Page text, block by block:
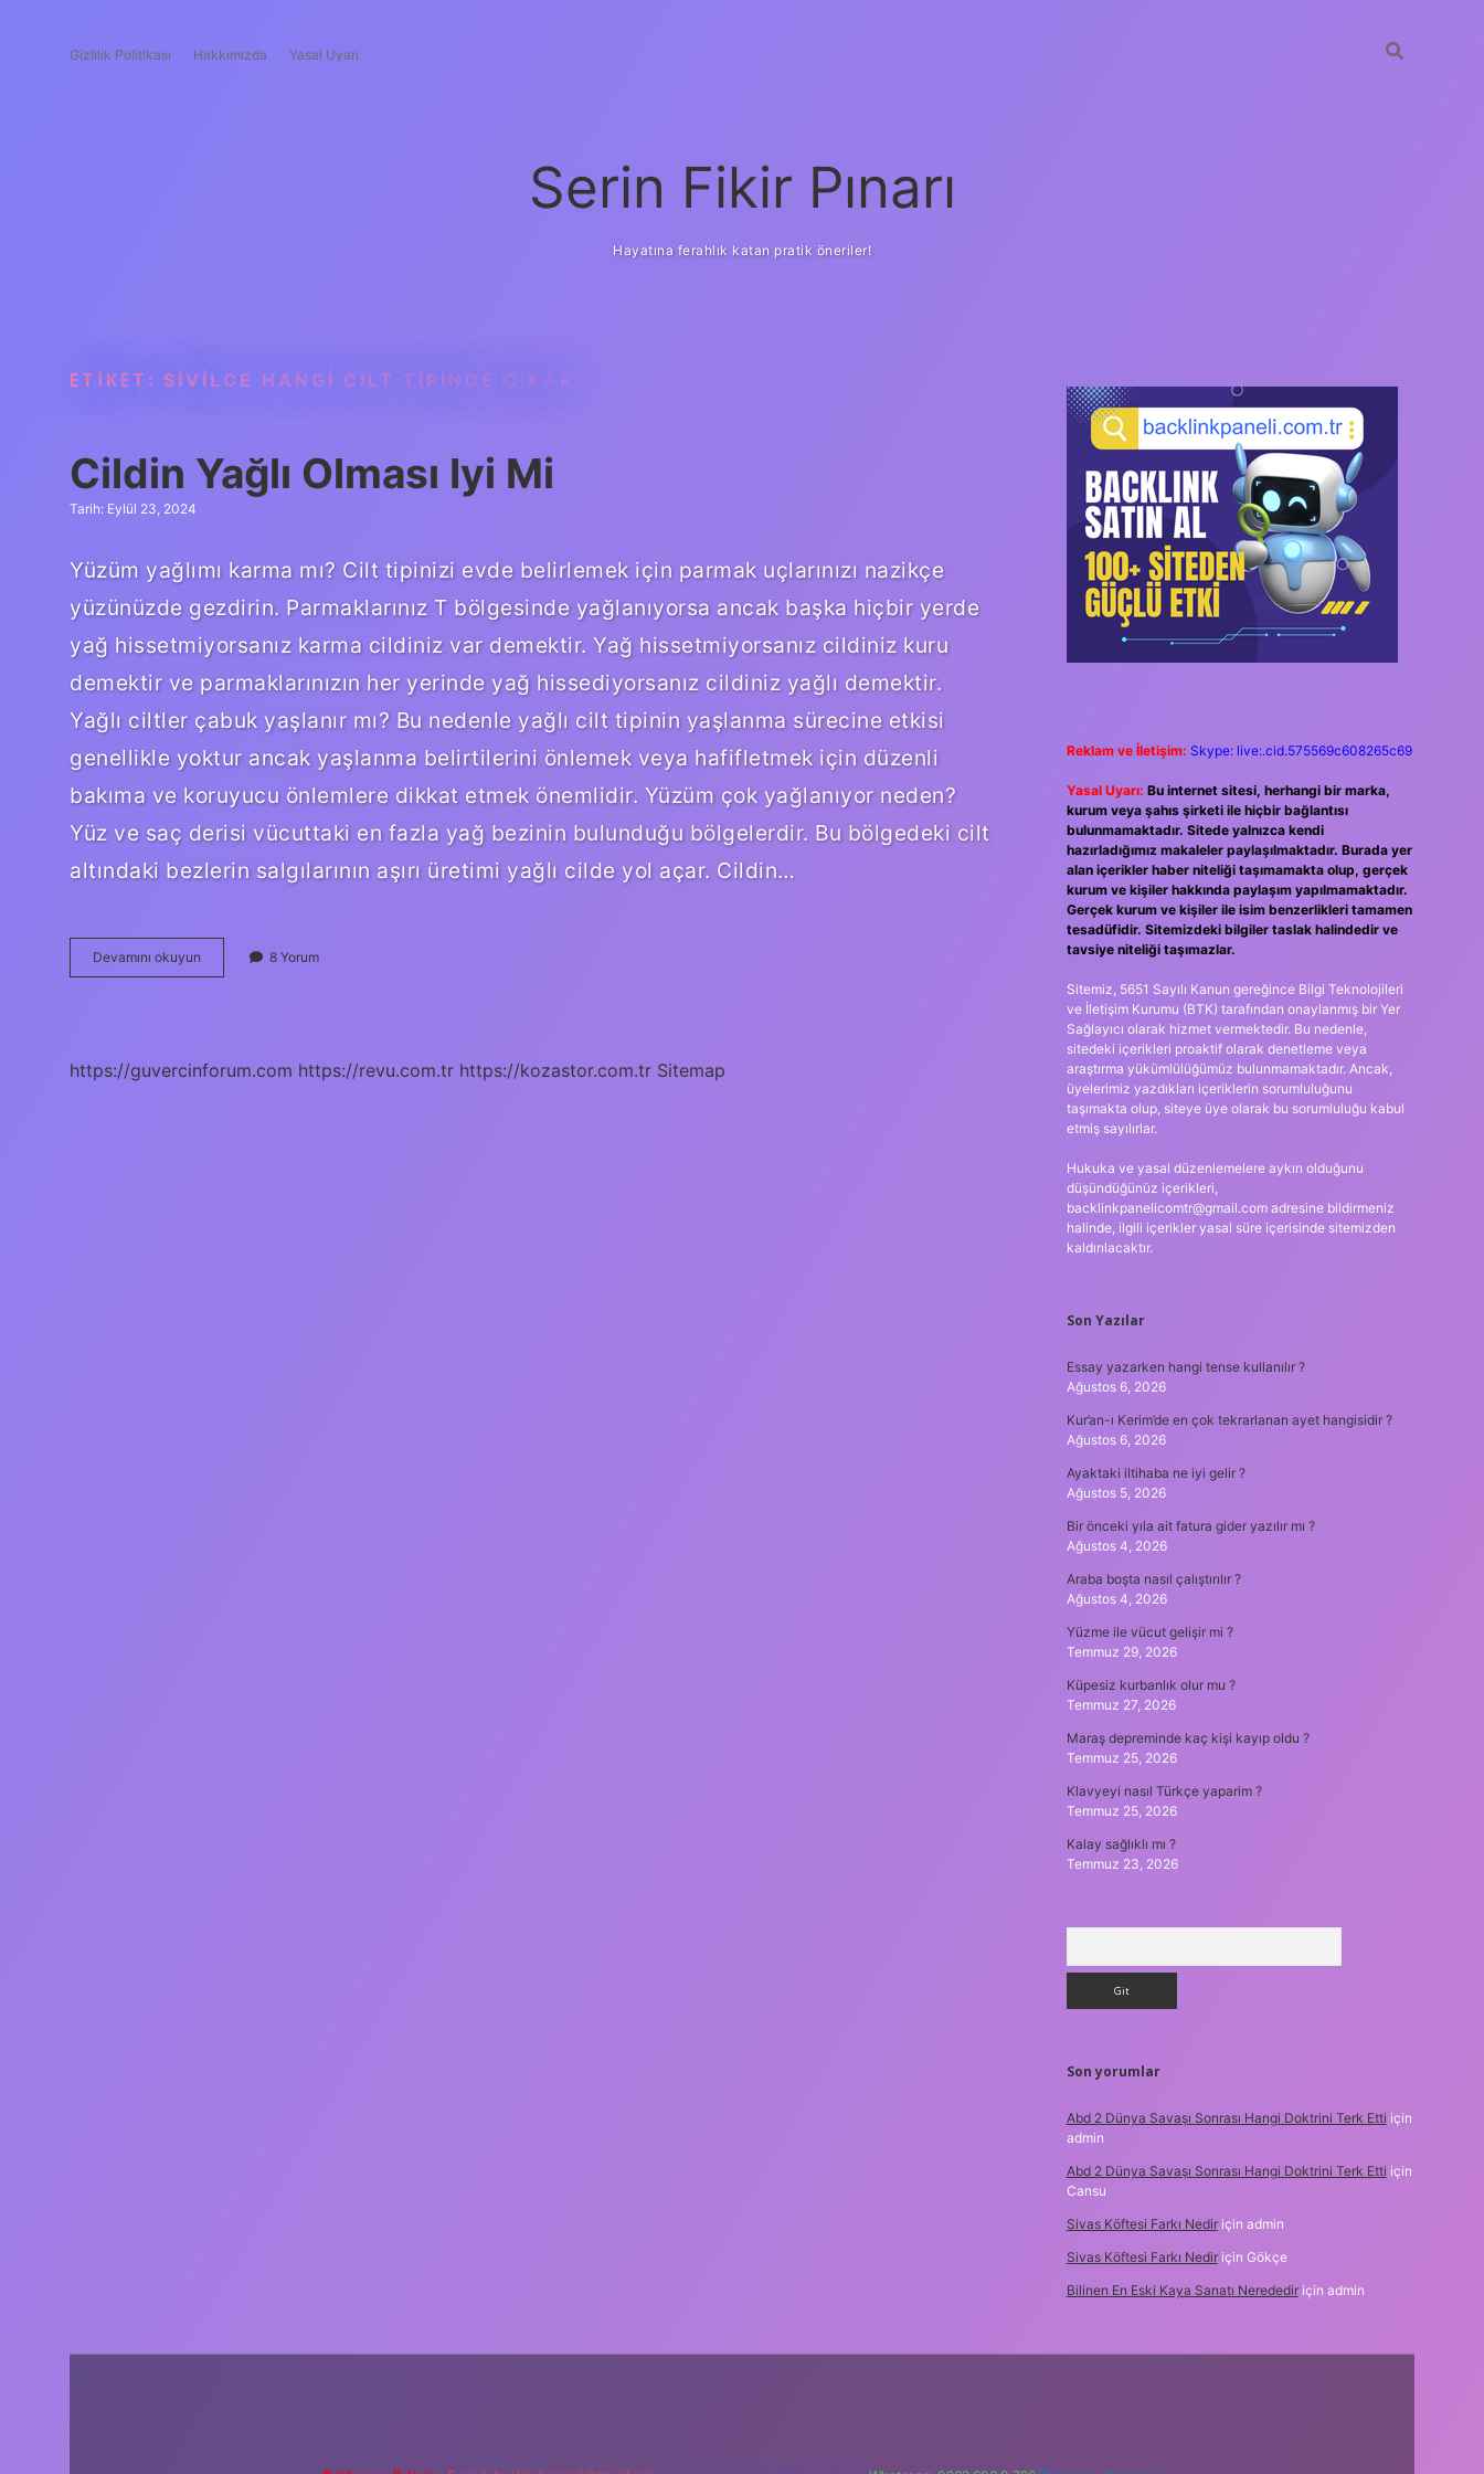
Gizlilik Politikası Hakkımızda Yasal Uyarı
Serin Fikir Pınarı
Hayatına ferahlık katan pratik öneriler!
ETIKET: SIVILCE HANGI CILT TIPINDE ÇIKAR
Cildin Yağlı Olması Iyi Mi
Tarih: Eylül 23, 2024
Yüzüm yağlımı karma mı? Cilt tipinizi evde belirlemek için parmak uçlarınızı nazikçe
yüzünüzde gezdirin. Parmaklarınız T bölgesinde yağlanıyorsa ancak başka hiçbir yerde
yağ hissetmiyorsanız karma cildiniz var demektir. Yağ hissetmiyorsanız cildiniz kuru
demektir ve parmaklarınızın her yerinde yağ hissediyorsanız cildiniz yağlı demektir.
Yağlı ciltler çabuk yaşlanır mı? Bu nedenle yağlı cilt tipinin yaşlanma sürecine etkisi
genellikle yoktur ancak yaşlanma belirtilerini önlemek veya hafifletmek için düzenli
bakıma ve koruyucu önlemlere dikkat etmek önemlidir. Yüzüm çok yağlanıyor neden?
Yüz ve saç derisi vücuttaki en fazla yağ bezinin bulunduğu bölgelerdir. Bu bölgedeki cilt
altındaki bezlerin salgılarının aşırı üretimi yağlı cilde yol açar. Cildin…
Devamını okuyun
Yağlı
8 Yorum
https://guvercinforum.com https://revu.com.tr https://kozastor.com.tr Sitemap
SIDEBAR
Reklam ve İletişim: Skype: live:.cid.575569c608265c69
Yasal Uyarı: Bu internet sitesi, herhangi bir marka,
kurum veya şahıs şirketi ile hiçbir bağlantısı
bulunmamaktadır. Sitede yalnızca kendi
hazırladığımız makaleler paylaşılmaktadır. Burada yer
alan içerikler haber niteliği taşımamakta olup, gerçek
kurum ve kişiler hakkında paylaşım yapılmamaktadır.
Gerçek kurum ve kişiler ile isim benzerlikleri tamamen
tesadüfidir. Sitemizdeki bilgiler taslak halindedir ve
tavsiye niteliği taşımazlar.
Sitemiz, 5651 Sayılı Kanun gereğince Bilgi Teknolojileri
ve İletişim Kurumu (BTK) tarafından onaylanmış bir Yer
Sağlayıcı olarak hizmet vermektedir. Bu nedenle,
sitedeki içerikleri proaktif olarak denetleme veya
araştırma yükümlülüğümüz bulunmamaktadır. Ancak,
üyelerimiz yazdıkları içeriklerin sorumluluğunu
taşımakta olup, siteye üye olarak bu sorumluluğu kabul
etmiş sayılırlar.
Hukuka ve yasal düzenlemelere aykırı olduğunu
düşündüğünüz içerikleri,
backlinkpanelicomtr@gmail.comadresine bildirmeniz
halinde, ilgili içerikler yasal süre içerisinde sitemizden
kaldırılacaktır.
Son Yazılar
Essay yazarken hangi tense kullanılır ?
Ağustos 6, 2026
Kur’an-ı Kerim’de en çok tekrarlanan ayet hangisidir ?
Ağustos 6, 2026
Ayaktaki iltihaba ne iyi gelir ?
Ağustos 5, 2026
Bir önceki yıla ait fatura gider yazılır mı ?
Ağustos 4, 2026
Araba boşta nasıl çalıştırılır ?
Ağustos 4, 2026
Yüzme ile vücut gelişir mi ?
Temmuz 29, 2026
Küpesiz kurbanlık olur mu ?
Temmuz 27, 2026
Maraş depreminde kaç kişi kayıp oldu ?
Temmuz 25, 2026
Klavyeyi nasıl Türkçe yaparim ?
Temmuz 25, 2026
Kalay sağlıklı mı ?
Temmuz 23, 2026
Son yorumlar
Abd 2 Dünya Savaşı Sonrası Hangi Doktrini Terk Etti için
admin
Abd 2 Dünya Savaşı Sonrası Hangi Doktrini Terk Etti için
Cansu
Sivas Köftesi Farkı Nediriçin admin
Sivas Köftesi Farkı Nediriçin Gökçe
Bilinen En Eski Kaya Sanatı Neredediriçin admin